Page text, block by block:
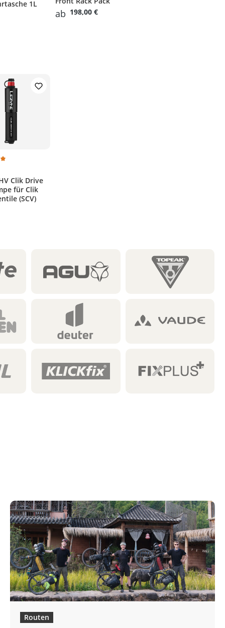
1L
ab 198,00 €
von 5 SternenBewertung von 5 von 5 Sternen
Clik Drive
für Clik
(SCV)
Routen